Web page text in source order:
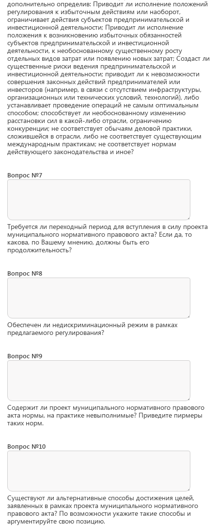
дополнительно определив: Приводит ли исполнение положений
регулирования к избыточным действиям или наоборот,
ограничивает действия субъектов предпринимательской и
инвестиционной деятельности; Приводит ли исполнение
положения к возникновению избыточных обязанностей
субъектов предпринимательской и инвестиционной
деятельности, к необоснованному существенному росту
отдельных видов затрат или появлению новых затрат; Создаст ли
существенные риски ведения предпринимательской и
инвестиционной деятельности; приводит ли к невозможности
совершения законных действий предпринимателей или
инвесторов (например, в связи с отсутствием инфраструктуры,
организационных или технических условий, технологий), либо
устанавливает проведение операций не самым оптимальным
способом; способствует ли необоснованному изменению
расстановки сил в какой-либо отрасли, ограничению
конкуренции; не соответствует обычаям деловой практики,
сложившейся в отрасли, либо не соответствует существующим
международным практикам; не соответствует нормам
действующего законодательства и иное?
Вопрос №7
Требуется ли переходный период для вступления в силу проекта
муниципального нормативного правового акта? Если да, то
какова, по Вашему мнению, должны быть его
продолжительность?
Вопрос №8
Обеспечен ли недискриминационный режим в рамках
предлагаемого регулирования?
Вопрос №9
Содержит ли проект муниципального нормативного правового
акта нормы, на практике невыполнимые? Приведите пирмеры
таких норм.
Вопрос №10
Существуют ли альтернативные способы достижения целей,
заявленных в рамках проекта муниципального нормативного
правового акта? По возможности укажите такие способы и
аргументируйте свою позицию.